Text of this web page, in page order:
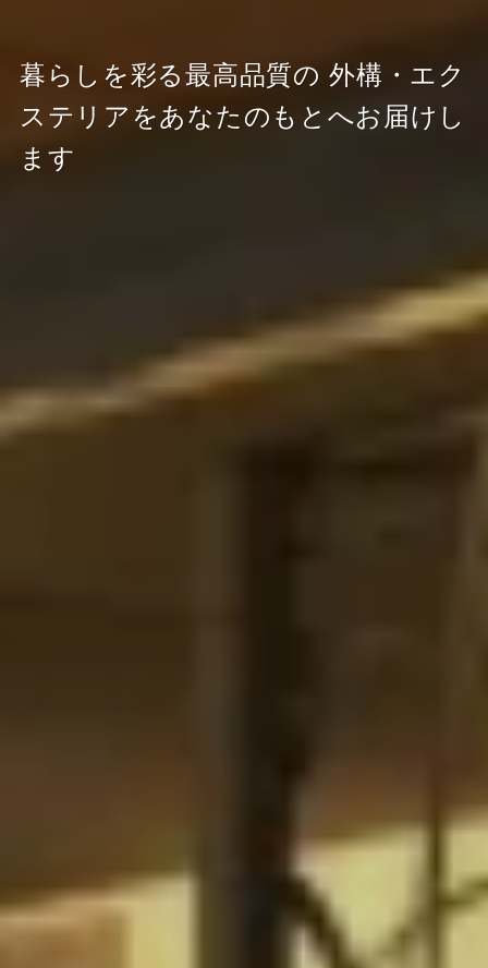
暮らしを彩る最高品質の 外構・エク
ステリアをあなたのもとへお届けし
ます